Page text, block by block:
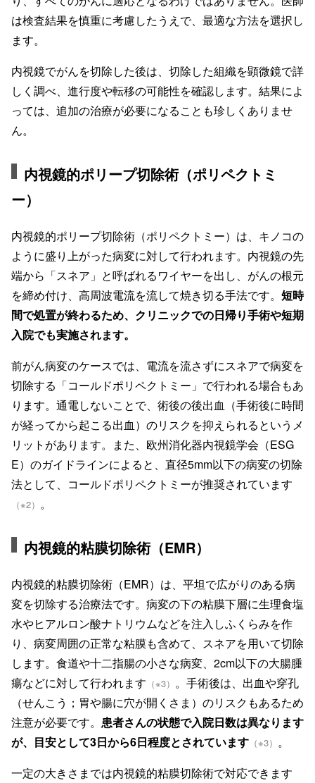
は検査結果を慎重に考慮したうえで、最適な方法を選択し
ます。
内視鏡でがんを切除した後は、切除した組織を顕微鏡で詳
しく調べ、進行度や転移の可能性を確認します。結果によ
っては、追加の治療が必要になることも珍しくありませ
ん。
内視鏡的ポリープ切除術（ポリペクトミ
ー）
内視鏡的ポリープ切除術（ポリペクトミー）は、キノコの
ように盛り上がった病変に対して行われます。内視鏡の先
端から「スネア」と呼ばれるワイヤーを出し、がんの根元
を締め付け、高周波電流を流して焼き切る手法です。 短時
間で処置が終わるため、クリニックでの日帰り手術や短期
入院でも実施されます。
前がん病変のケースでは、電流を流さずにスネアで病変を
切除する「コールドポリペクトミー」で行われる場合もあ
ります。通電しないことで、術後の後出血（手術後に時間
が経ってから起こる出血）のリスクを抑えられるというメ
リットがあります。また、欧州消化器内視鏡学会（ESG
E）のガイドラインによると、直径5mm以下の病変の切除
法として、コールドポリペクトミーが推奨されています
（※2） 。
内視鏡的粘膜切除術（EMR）
内視鏡的粘膜切除術（EMR）は、平坦で広がりのある病
変を切除する治療法です。病変の下の粘膜下層に生理食塩
水やヒアルロン酸ナトリウムなどを注入しふくらみを作
り、病変周囲の正常な粘膜も含めて、スネアを用いて切除
します。食道や十二指腸の小さな病変、2cm以下の大腸腫
瘍などに対して行われます （※3） 。手術後は、出血や穿孔
（せんこう；胃や腸に穴が開くさま）のリスクもあるため
注意が必要です。 患者さんの状態で入院日数は異なります
が、目安として3日から6日程度とされています （※3） 。
一定の大きさまでは内視鏡的粘膜切除術で対応できます